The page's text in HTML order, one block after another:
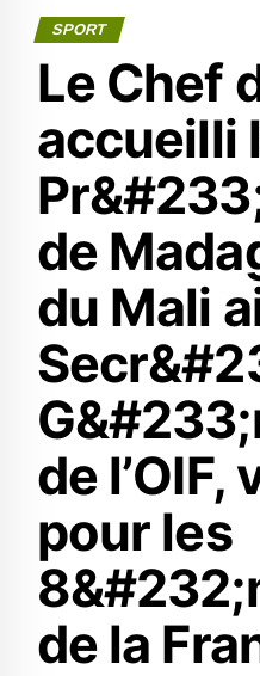
SPORT
Le Chef
accueilli
de
du Mali
de l’OIF,
pour les
de la